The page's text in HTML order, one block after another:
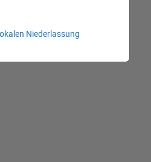
Niederlassung